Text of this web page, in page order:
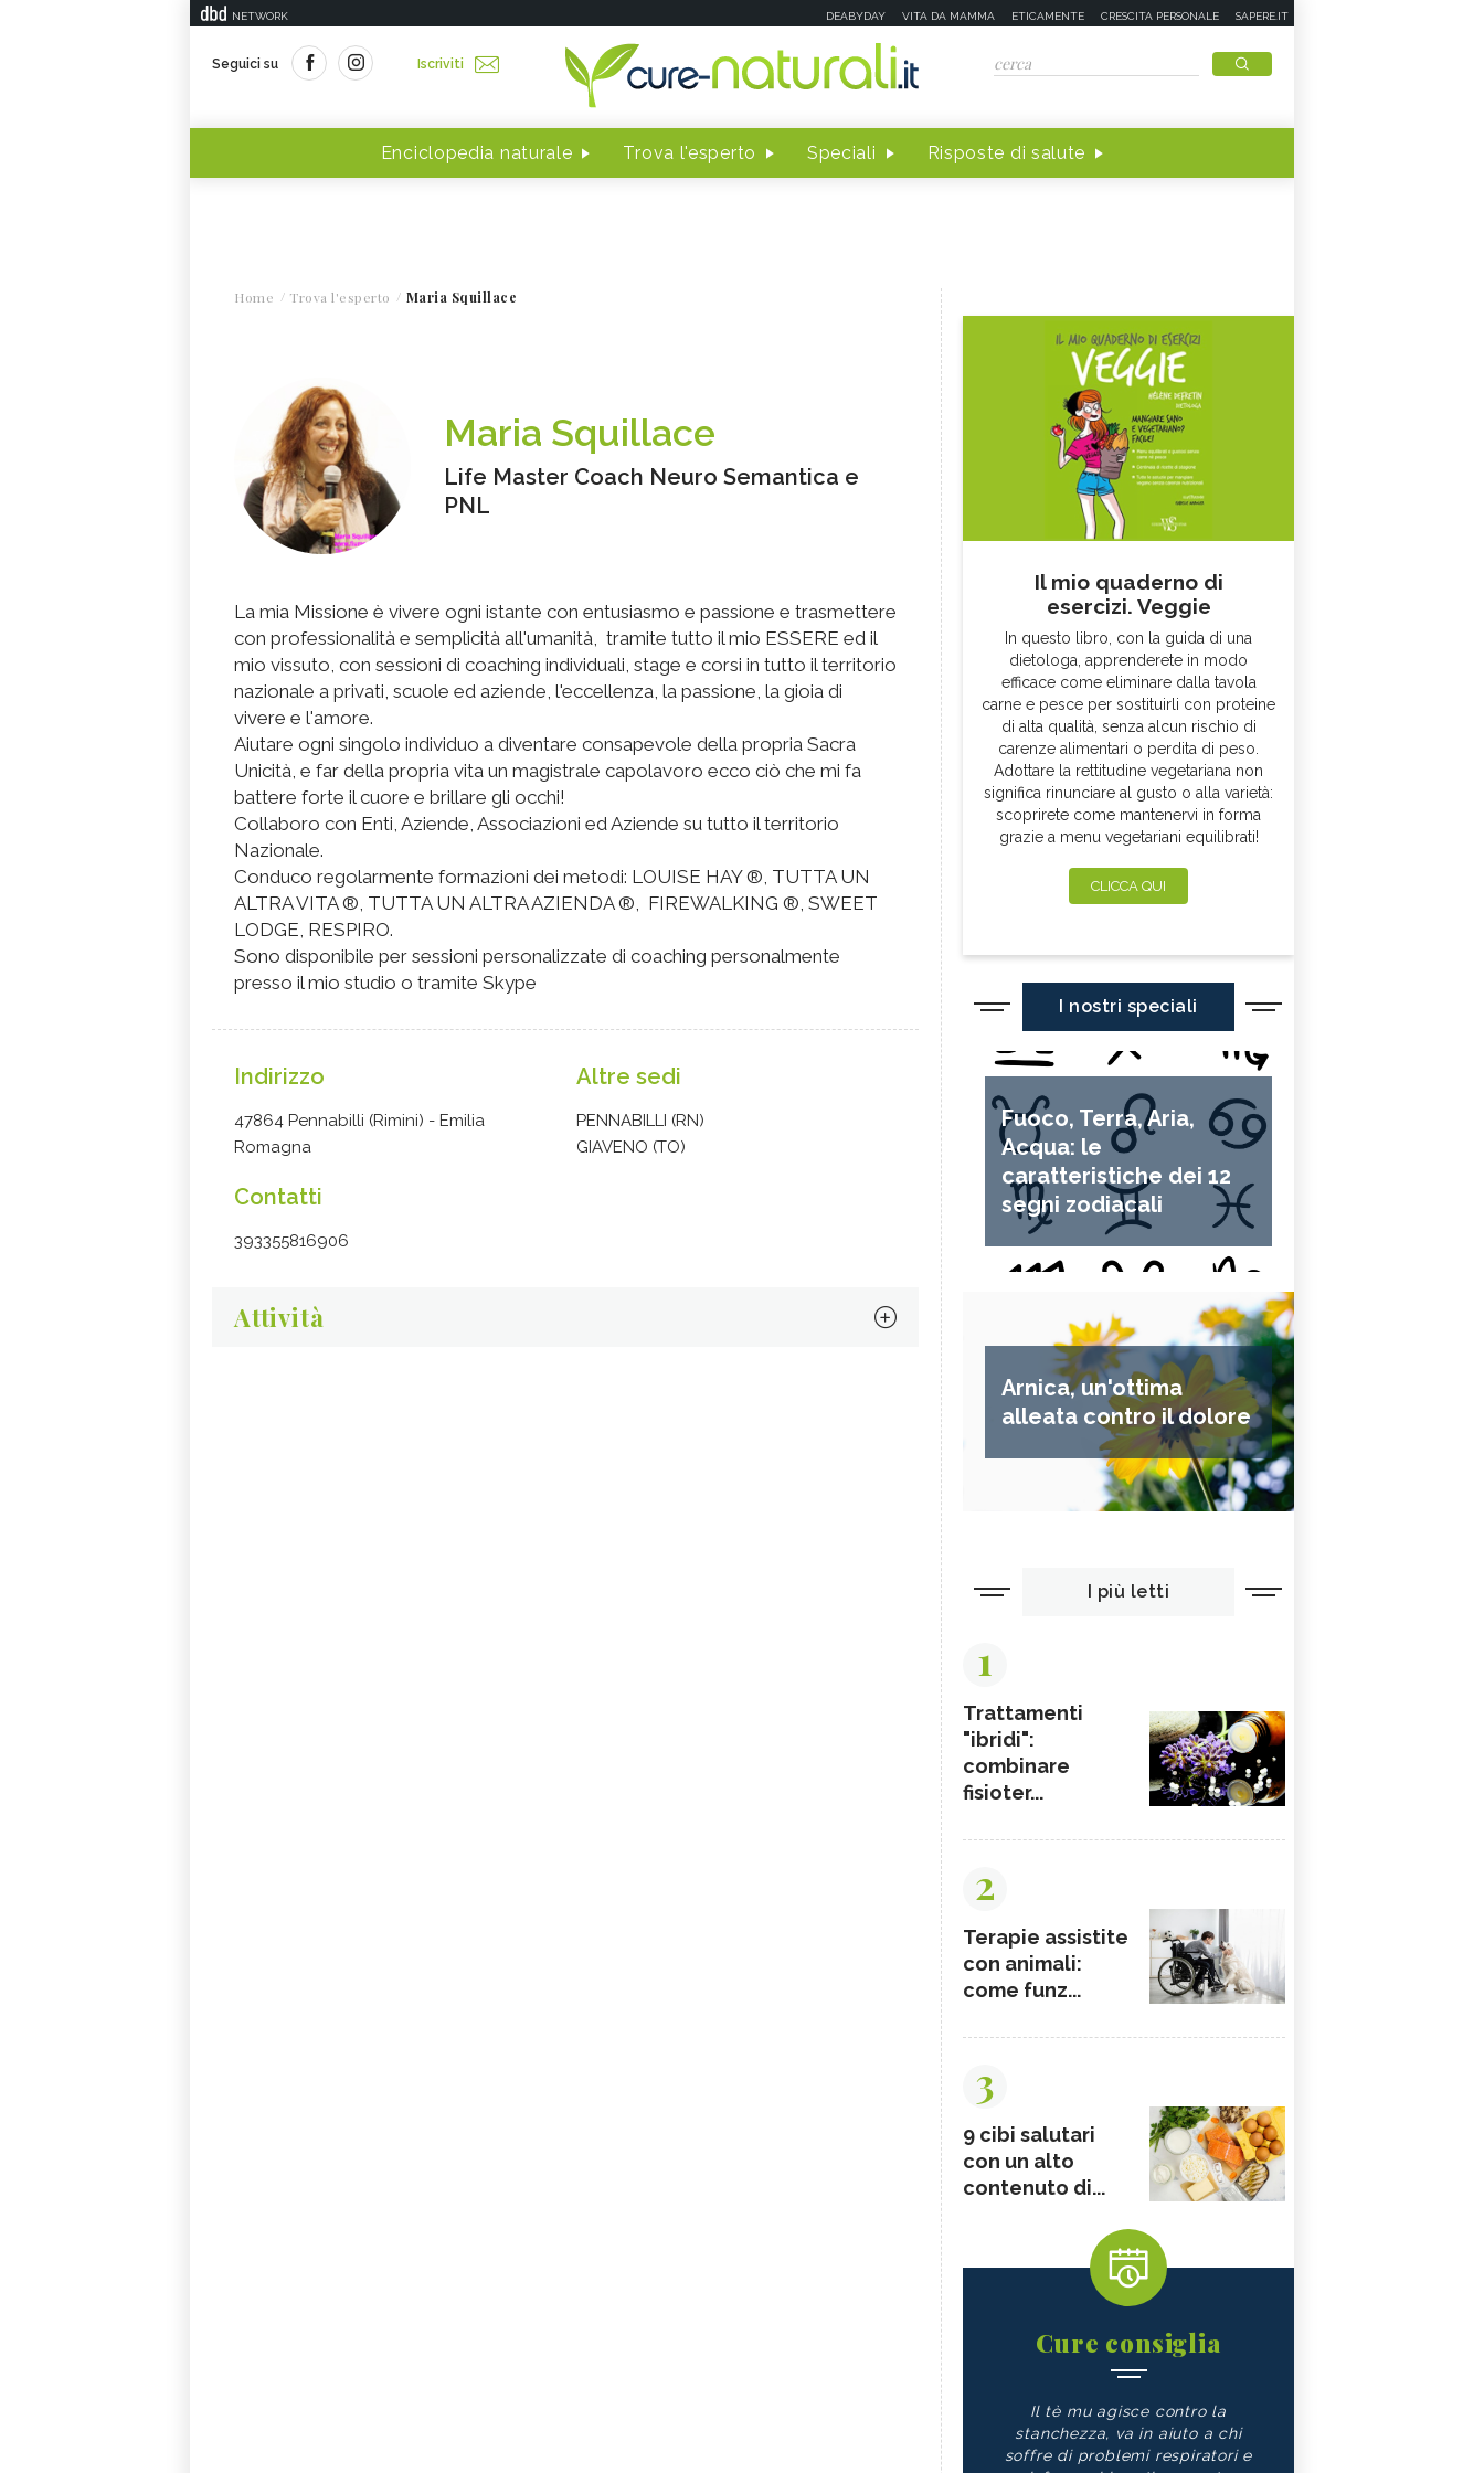
NETWORK DEABYDAY VITA DA MAMMA ETICAMENTE CRESCITA PERSONALE SAPERE.IT
Seguici su Iscriviti
Enciclopedia naturale Trova l'esperto Speciali Risposte di salute
Home Trova l'esperto Maria Squillace
Maria Squillace
Life Master Coach Neuro Semantica e
PNL
La mia Missione è vivere ogni istante con entusiasmo e passione e trasmettere
con professionalità e semplicità all'umanità, tramite tutto il mio ESSERE ed il
mio vissuto, con sessioni di coaching individuali, stage e corsi in tutto il territorio
nazionale a privati, scuole ed aziende, l'eccellenza, la passione, la gioia di
vivere e l'amore.
Aiutare ogni singolo individuo a diventare consapevole della propria Sacra
Unicità, e far della propria vita un magistrale capolavoro ecco ciò che mi fa
battere forte il cuore e brillare gli occhi!
Collaboro con Enti, Aziende, Associazioni ed Aziende su tutto il territorio
Nazionale.
Conduco regolarmente formazioni dei metodi: LOUISE HAY ®, TUTTA UN
ALTRA VITA ®, TUTTA UN ALTRA AZIENDA ®, FIREWALKING ®, SWEET
LODGE, RESPIRO.
Sono disponibile per sessioni personalizzate di coaching personalmente
presso il mio studio o tramite Skype
Indirizzo
47864 Pennabilli (Rimini) - Emilia
Romagna
Altre sedi
PENNABILLI (RN)
GIAVENO (TO)
Contatti
393355816906
Attività
Il mio quaderno di
esercizi. Veggie
In questo libro, con la guida di una
dietologa, apprenderete in modo
efficace come eliminare dalla tavola
carne e pesce per sostituirli con proteine
di alta qualità, senza alcun rischio di
carenze alimentari o perdita di peso.
Adottare la rettitudine vegetariana non
significa rinunciare al gusto o alla varietà:
scoprirete come mantenervi in forma
grazie a menu vegetariani equilibrati!
CLICCA QUI
I nostri speciali
Fuoco, Terra, Aria,
Acqua: le
caratteristiche dei 12
segni zodiacali
Arnica, un'ottima
alleata contro il dolore
I più letti
1
Trattamenti
"ibridi":
combinare
fisioter...
2
Terapie assistite
con animali:
come funz...
3
9 cibi salutari
con un alto
contenuto di...
Cure consiglia
Il tè mu agisce contro la
stanchezza, va in aiuto a chi
soffre di problemi respiratori e